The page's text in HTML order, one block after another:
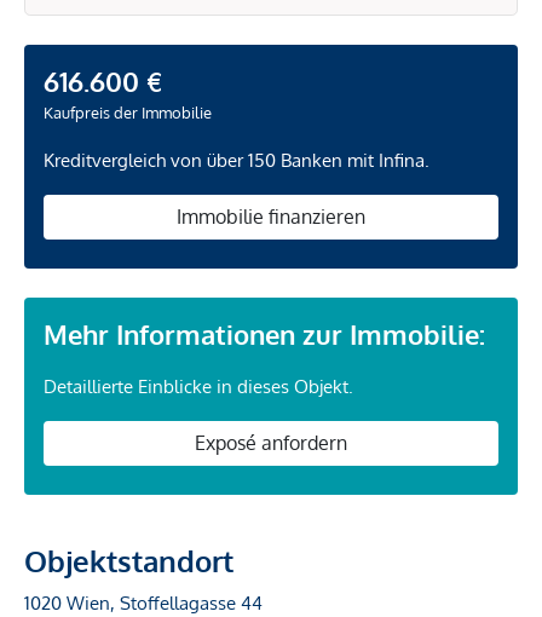
616.600 €
Kaufpreis der Immobilie
Kreditvergleich von über 150 Banken mit Infina.
Immobilie finanzieren
Mehr Informationen zur Immobilie:
Detaillierte Einblicke in dieses Objekt.
Exposé anfordern
Objektstandort
1020 Wien, Stoffellagasse 44